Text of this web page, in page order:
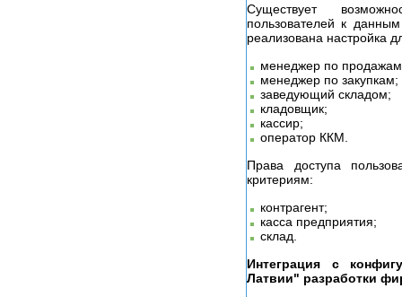
Существует
пользователей к
реализована настройка
менеджер по
менеджер по закупкам;
заведующий складом;
кладовщик;
кассир;
оператор ККМ.
Права доступа
критериям:
контрагент;
касса предприятия;
склад.
Интеграция с
Латвии" разработки